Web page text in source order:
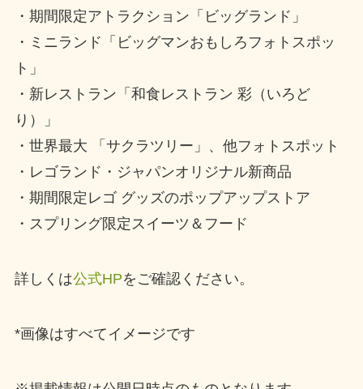
・期間限定アトラクション「ビッグランド」
・ミニランド「ビッグマンおもしろフォトスポッ
ト」
・新レストラン「和食レストラン 彩（いろど
り）」
・世界最大 「サクラツリー」、他フォトスポット
・レゴランド・ジャパンオリジナル新商品
・期間限定レゴ グッズのポップアップストア
・スプリング限定スイーツ＆フード
詳しくは公式HPをご確認ください。
*画像はすべてイメージです